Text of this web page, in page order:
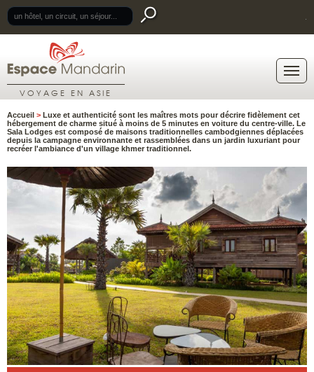
VOYAGE EN ASIE
Accueil > Luxe et authenticité sont les maîtres mots pour décrire fidèlement cet
hébergement de charme situé à moins de 5 minutes en voiture du centre-ville. Le
Sala Lodges est composé de maisons traditionnelles cambodgiennes déplacées
depuis la campagne environnante et rassemblées dans un jardin luxuriant pour
recréer l'ambiance d'un village khmer traditionnel.